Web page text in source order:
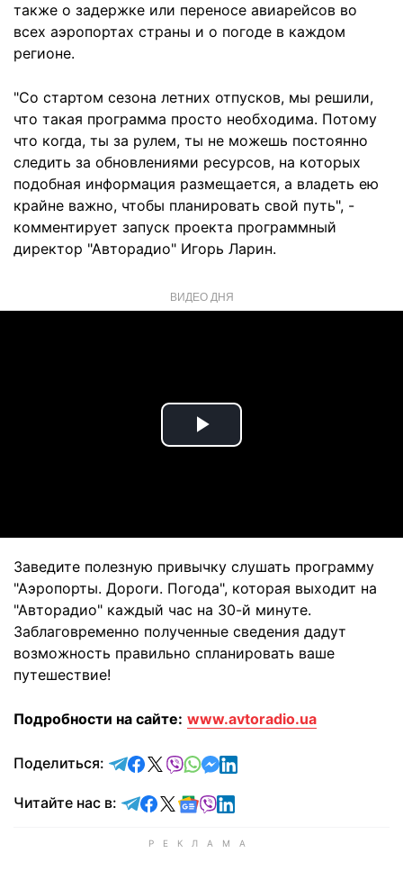
также о задержке или переносе авиарейсов во
всех аэропортах страны и о погоде в каждом
регионе.
"Со стартом сезона летних отпусков, мы решили,
что такая программа просто необходима. Потому
что когда, ты за рулем, ты не можешь постоянно
следить за обновлениями ресурсов, на которых
подобная информация размещается, а владеть ею
крайне важно, чтобы планировать свой путь", -
комментирует запуск проекта программный
директор "Авторадио" Игорь Ларин.
ВИДЕО ДНЯ
Play
Заведите полезную привычку слушать программу
"Аэропорты. Дороги. Погода", которая выходит на
"Авторадио" каждый час на 30-й минуте.
Заблаговременно полученные сведения дадут
возможность правильно спланировать ваше
путешествие!
Подробности на сайте: www.avtoradio.ua
Поделиться: отправить в Telegram
поделиться в Facebook
поделиться в X
отправить в Viber
отправить в Whatsapp
отправить в Messenger
отправить в LinkedIn
Читайте нас в: Читайте в Telegram
Читайте в Facebook
Читайте в X
Читайте в Google news
Читайте в Viber
Читайте в LinkedIn